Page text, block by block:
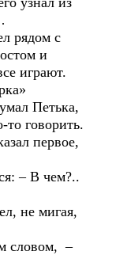
рядом с
и
играют.
Петька,
то говорить.
первое,
– В чем?..
не мигая,
–